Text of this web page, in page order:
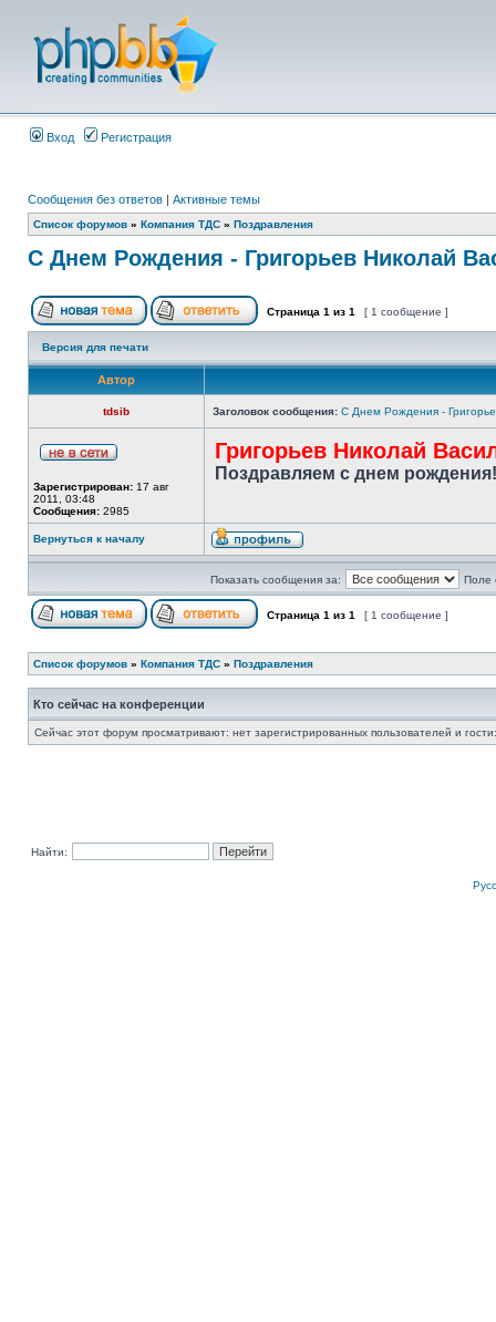
Вход Регистрация
Сообщения без ответов | Активные темы
Список форумов » Компания ТДС » Поздравления
С Днем Рождения - Григорьев Николай
Страница 1 из 1 [ 1 сообщение ]
Версия для печати
Автор
tdsib Заголовок сообщения: С Днем Рождения -
Зарегистрирован: 17 авг
2011, 03:48
Сообщения: 2985
Григорьев Николай
Поздравляем с днем рождения!
Вернуться к началу
Показать сообщения за: Поле
Страница 1 из 1 [ 1 сообщение ]
Список форумов » Компания ТДС » Поздравления
Кто сейчас на конференции
Сейчас этот форум просматривают: нет зарегистрированных пользователей и
Найти: